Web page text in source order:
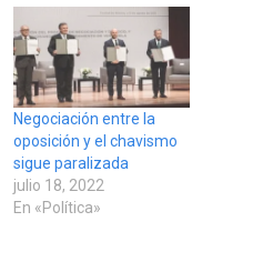
Negociación entre la
oposición y el chavismo
sigue paralizada
julio 18, 2022
En «Política»